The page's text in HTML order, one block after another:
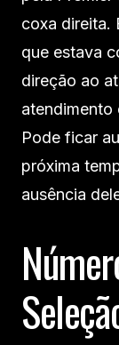
coxa direita.
que estava
direção ao
atendimento
Pode ficar
próxima
ausência